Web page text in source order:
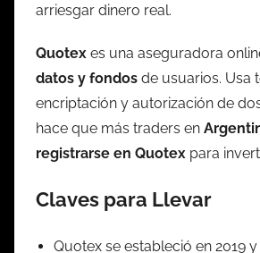
arriesgar dinero real.
Quotex es una aseguradora
datos y fondos de usuarios. Usa
encriptación y autorización de
hace que más traders en
registrarse en Quotex para
Claves para Llevar
Quotex se estableció en 2019